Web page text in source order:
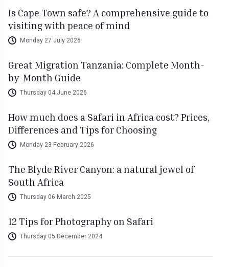
Is Cape Town safe? A comprehensive guide to
visiting with peace of mind
Monday 27 July 2026
Great Migration Tanzania: Complete Month-
by-Month Guide
Thursday 04 June 2026
How much does a Safari in Africa cost? Prices,
Differences and Tips for Choosing
Monday 23 February 2026
The Blyde River Canyon: a natural jewel of
South Africa
Thursday 06 March 2025
12 Tips for Photography on Safari
Thursday 05 December 2024